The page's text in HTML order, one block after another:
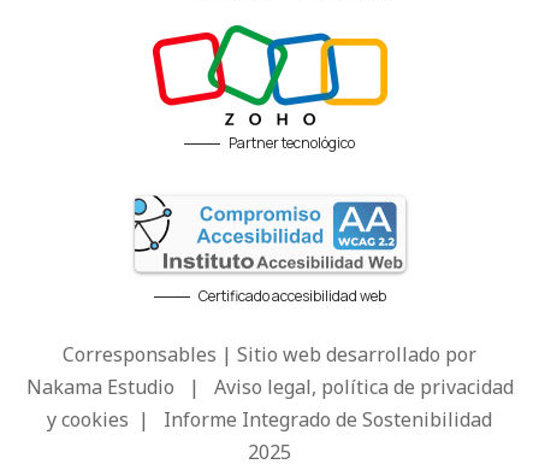
Partner tecnológico
Certificado accesibilidad web
Corresponsables | Sitio web desarrollado por
Nakama Estudio | Aviso legal, política de privacidad
y cookies | Informe Integrado de Sostenibilidad
2025